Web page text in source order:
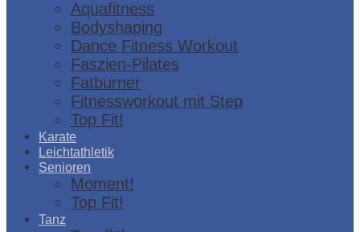
Aquafitness
Bodyshaping
Dance Fitness Workout
Faszien-Pilates
Fatburner
Fitnessworkout mit Step
Top Fit!
Karate
Leichtathletik
Senioren
Moment!
Top Fit!
Tanz